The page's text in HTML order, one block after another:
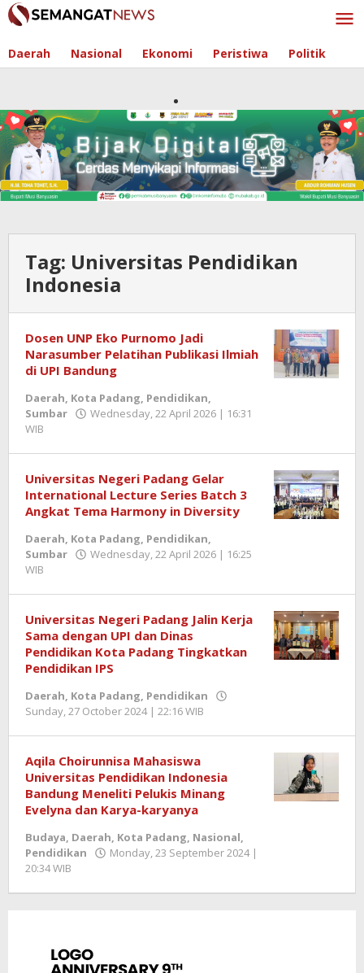
Skip
to
Daerah Nasional Ekonomi Peristiwa Politik
Tag: Universitas Pendidikan
Indonesia
Dosen UNP Eko Purnomo Jadi
Narasumber Pelatihan Publikasi Ilmiah
di UPI Bandung
Daerah, Kota Padang, Pendidikan,
Sumbar
Wednesday, 22 April 2026 | 16:31
WIB
Universitas Negeri Padang Gelar
International Lecture Series Batch 3
Angkat Tema Harmony in Diversity
Daerah, Kota Padang, Pendidikan,
Sumbar
Wednesday, 22 April 2026 | 16:25
WIB
Universitas Negeri Padang Jalin Kerja
Sama dengan UPI dan Dinas
Pendidikan Kota Padang Tingkatkan
Pendidikan IPS
Daerah, Kota Padang, Pendidikan
Sunday, 27 October 2024 | 22:16 WIB
Aqila Choirunnisa Mahasiswa
Universitas Pendidikan Indonesia
Bandung Meneliti Pelukis Minang
Evelyna dan Karya-karyanya
Budaya, Daerah, Kota Padang, Nasional,
Pendidikan
Monday, 23 September 2024 |
20:34 WIB